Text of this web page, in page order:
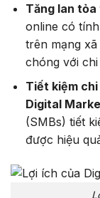
Tăng lan
online có
trên mạng
chóng với
Tiết kiệm chi
Digital
(SMBs) tiết
được hiệu